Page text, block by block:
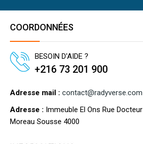
COORDONNÉES
BESOIN D'AIDE ?
+216 73 201 900
Adresse mail : contact@radyverse.com
Adresse : Immeuble El Ons Rue Docteur
Moreau Sousse 4000